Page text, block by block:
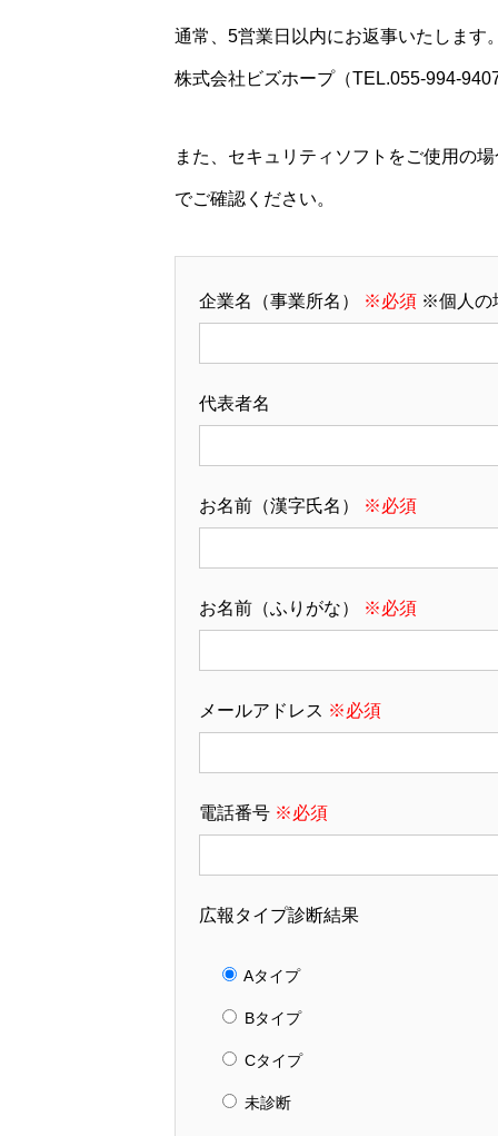
通常、5営業日以内にお返事いたします
株式会社ビズホープ（TEL.055-994-
また、セキュリティソフトをご使用の
でご確認ください。
企業名（事業所名） ※必須 ※個人の
代表者名
お名前（漢字氏名） ※必須
お名前（ふりがな） ※必須
メールアドレス ※必須
電話番号 ※必須
広報タイプ診断結果
Aタイプ
Bタイプ
Cタイプ
未診断